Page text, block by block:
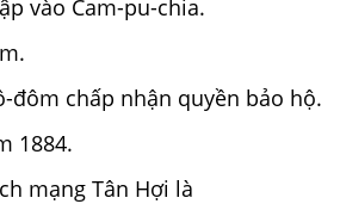
vào Cam-pu-chia.
đôm chấp nhận quyền bảo hộ.
1884.
mạng Tân Hợi là